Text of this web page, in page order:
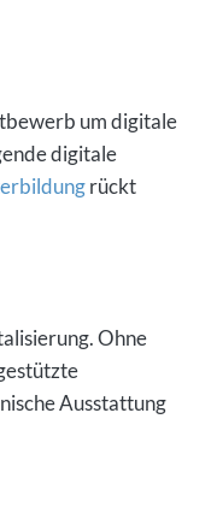
um digitale
digitale
rückt
Ohne
Ausstattung